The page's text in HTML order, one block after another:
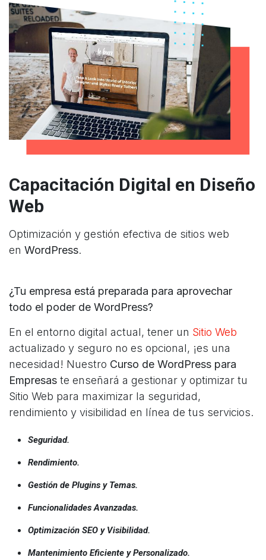
Capacitación Digital en Diseño
Web
Optimización y gestión efectiva de sitios web
en WordPress.
¿Tu empresa está preparada para aprovechar
todo el poder de WordPress?
En el entorno digital actual, tener un Sitio Web
actualizado y seguro no es opcional, ¡es una
necesidad! Nuestro Curso de WordPress para
Empresas te enseñará a gestionar y optimizar tu
Sitio Web para maximizar la seguridad,
rendimiento y visibilidad en línea de tus servicios.
Seguridad.
Rendimiento.
Gestión de Plugins y Temas.
Funcionalidades Avanzadas.
Optimización SEO y Visibilidad.
Mantenimiento Eficiente y Personalizado.